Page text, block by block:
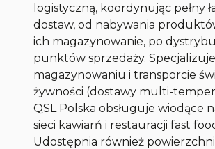
logistyczną, koordynując pełny
dostaw, od nabywania
ich magazynowanie, po
punktów sprzedaży.
magazynowaniu i transporcie
żywności (dostawy multi-
QSL Polska obsługuje wiodące
sieci kawiarń i restauracji fast
Udostępnia również